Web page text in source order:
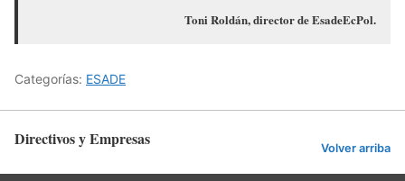
Toni Roldán, director de EsadeEcPol.
Categorías: ESADE
Directivos y Empresas Volver arriba